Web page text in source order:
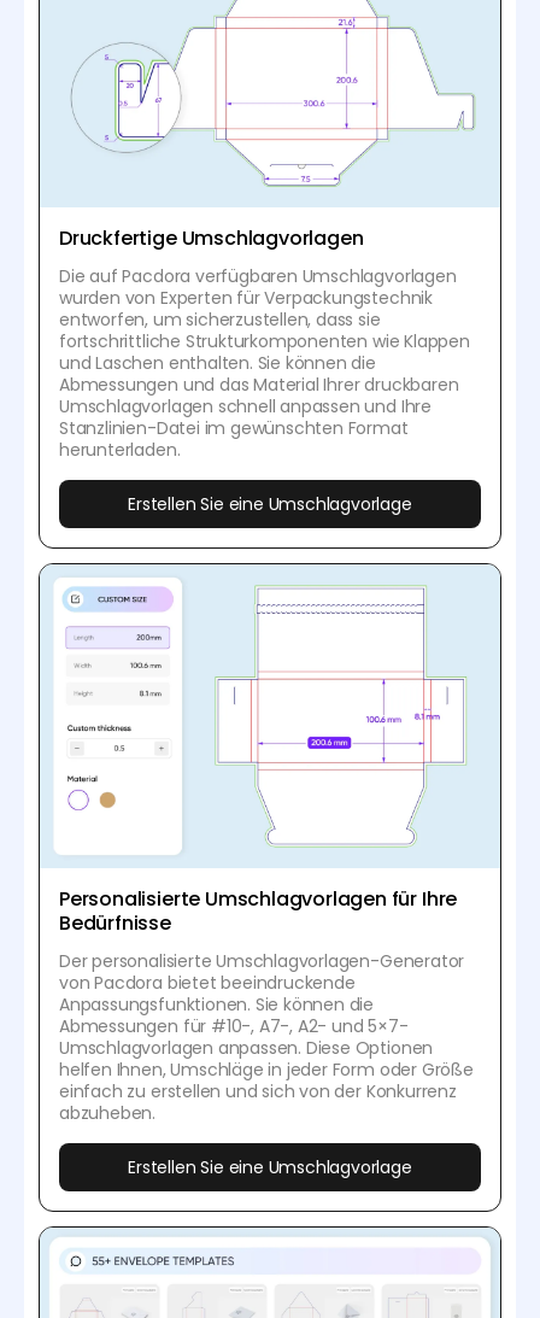
Druckfertige Umschlagvorlagen
Die auf Pacdora verfügbaren Umschlagvorlagen
wurden von Experten für Verpackungstechnik
entworfen, um sicherzustellen, dass sie
fortschrittliche Strukturkomponenten wie Klappen
und Laschen enthalten. Sie können die
Abmessungen und das Material Ihrer druckbaren
Umschlagvorlagen schnell anpassen und Ihre
Stanzlinien-Datei im gewünschten Format
herunterladen.
Erstellen Sie eine Umschlagvorlage
Personalisierte Umschlagvorlagen für Ihre
Bedürfnisse
Der personalisierte Umschlagvorlagen-Generator
von Pacdora bietet beeindruckende
Anpassungsfunktionen. Sie können die
Abmessungen für #10-, A7-, A2- und 5×7-
Umschlagvorlagen anpassen. Diese Optionen
helfen Ihnen, Umschläge in jeder Form oder Größe
einfach zu erstellen und sich von der Konkurrenz
abzuheben.
Erstellen Sie eine Umschlagvorlage